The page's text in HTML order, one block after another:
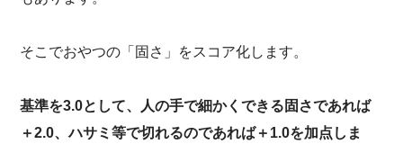
そこでおやつの「固さ」をスコア化します。
基準を3.0として、人の手で細かくできる固さであれば
＋2.0、ハサミ等で切れるのであれば＋1.0を加点しま